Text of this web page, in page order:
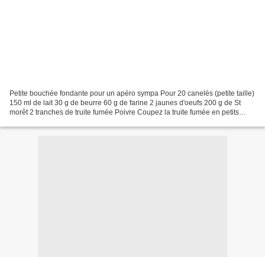
Petite bouchée fondante pour un apéro sympa Pour 20 canelés (petite taille)
150 ml de lait 30 g de beurre 60 g de farine 2 jaunes d'oeufs 200 g de St
morêt 2 tranches de truite fumée Poivre Coupez la truite fumée en petits